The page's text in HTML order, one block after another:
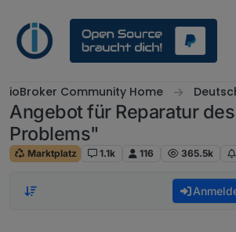
ioBroker Community Home
Angebot für Reparatur
Problems"
Marktplatz 1.1k 116 365.5k